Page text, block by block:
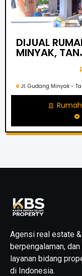
DIJUAL
MINYAK,
Jl. Gudang Minyak -
Rumah
Agensi real estate
berpengalaman,
layanan bidang
di Indonesia.